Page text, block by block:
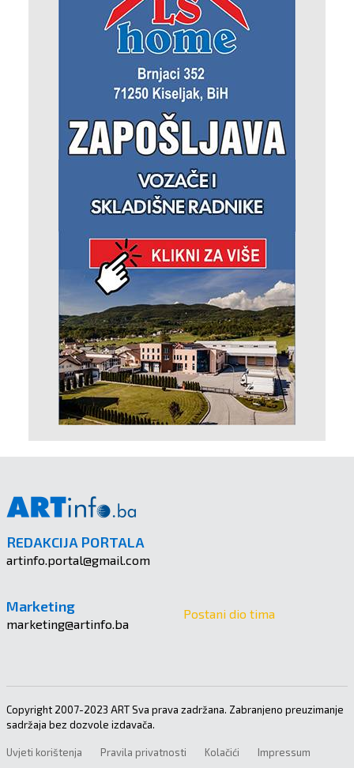
REDAKCIJA PORTALA
artinfo.portal@gmail.com
Marketing
marketing@artinfo.ba
Postani dio tima
Copyright 2007-2023 ART Sva prava zadržana. Zabranjeno preuzimanje
sadržaja bez dozvole izdavača.
Uvjeti korištenja Pravila privatnosti Kolačići Impressum